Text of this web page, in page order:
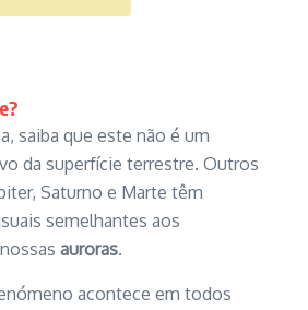
saiba que este não é um
da superfície terrestre. Outros
Saturno e Marte têm
semelhantes aos
auroras.
acontece em todos